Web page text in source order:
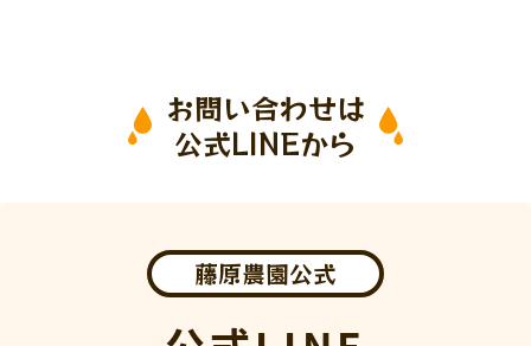
お問い合わせは
公式LINEから
藤原農園公式